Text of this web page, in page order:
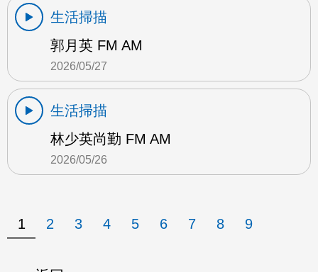
生活掃描
郭月英 FM AM
2026/05/27
生活掃描
林少英尚勤 FM AM
2026/05/26
1 2 3 4 5 6 7 8 9